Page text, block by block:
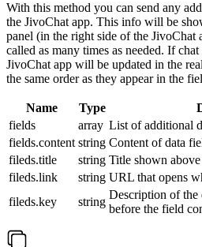
With this method you can send any
the JivoChat app. This info will be
panel (in the right side of the JivoChat
called as many times as needed. If
JivoChat app will be updated in the
the same order as they appear in the
Name Type
fields
array List of additional
fields.content string Content of data
fileds.title
string Title shown
fileds.link
string URL that opens
fileds.key
string
Description of the
before the field